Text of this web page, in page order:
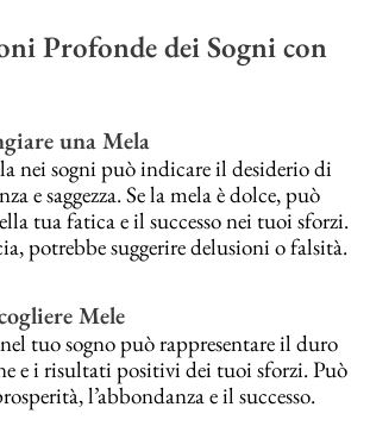
Profonde dei Sogni con
una Mela
nei sogni può indicare il desiderio di
e saggezza. Se la mela è dolce, può
tua fatica e il successo nei tuoi sforzi.
potrebbe suggerire delusioni o falsità.
Mele
tuo sogno può rappresentare il duro
e i risultati positivi dei tuoi sforzi. Può
l’abbondanza e il successo.